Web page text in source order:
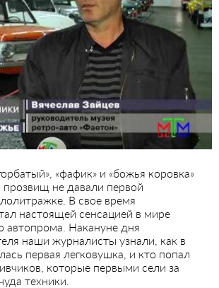
«фафик» и «божья коровка»
прозвищ не давали первой
В свое время
настоящей сенсацией в мире
автопрома. Накануне дня
наши журналисты узнали, как в
первая легковушка, и кто попал
которые первыми сели за
техники.